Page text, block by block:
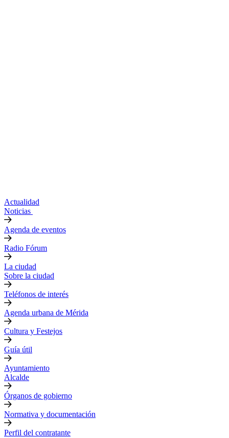
Actualidad
Noticias
Agenda de eventos
Radio Fórum
La ciudad
Sobre la ciudad
Teléfonos de interés
Agenda urbana de Mérida
Cultura y Festejos
Guía útil
Ayuntamiento
Alcalde
Órganos de gobierno
Normativa y documentación
Perfil del contratante